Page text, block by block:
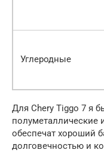
Углеродные
Для Chery Tiggo 7 я
полуметаллические
обеспечат хороший
долговечностью и